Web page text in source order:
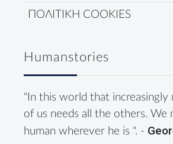
ΠΟΛΙΤΙΚΗ COOKIES
Humanstories
"In this world that increasingly
of us needs all the others. We
human wherever he is ". -